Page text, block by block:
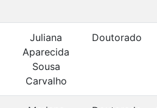
Juliana
Aparecida
Sousa
Carvalho
Doutorado